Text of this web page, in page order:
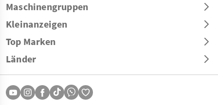
Maschinengruppen
Kleinanzeigen
Top Marken
Länder